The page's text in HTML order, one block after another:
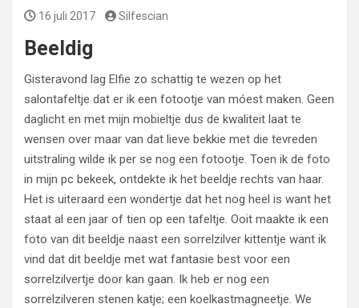
16 juli 2017 Silfescian
Beeldig
Gisteravond lag Elfie zo schattig te wezen op het
salontafeltje dat er ik een fotootje van móest maken. Geen
daglicht en met mijn mobieltje dus de kwaliteit laat te
wensen over maar van dat lieve bekkie met die tevreden
uitstraling wilde ik per se nog een fotootje. Toen ik de foto
in mijn pc bekeek, ontdekte ik het beeldje rechts van haar.
Het is uiteraard een wondertje dat het nog heel is want het
staat al een jaar of tien op een tafeltje. Ooit maakte ik een
foto van dit beeldje naast een sorrelzilver kittentje want ik
vind dat dit beeldje met wat fantasie best voor een
sorrelzilvertje door kan gaan. Ik heb er nog een
sorrelzilveren stenen katje; een koelkastmagneetje. We